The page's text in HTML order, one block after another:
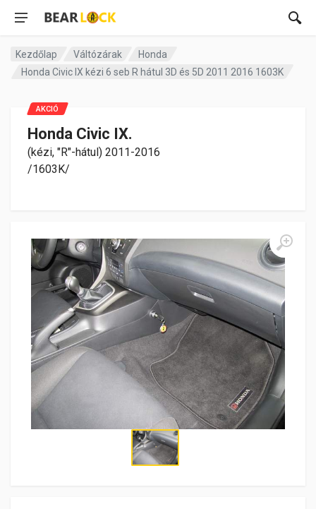
Kezdőlap Váltózárak
Honda
Honda Civic IX kézi 6 seb R hátul 3D és 5D 2011 2016 1603K
Honda Civic IX.
(kézi, "R"-hátul) 2011-2016
/1603K/
AKCIÓ